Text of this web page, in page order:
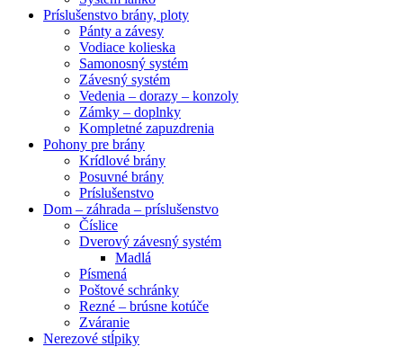
Príslušenstvo brány, ploty
Pánty a závesy
Vodiace kolieska
Samonosný systém
Závesný systém
Vedenia – dorazy – konzoly
Zámky – doplnky
Kompletné zapuzdrenia
Pohony pre brány
Krídlové brány
Posuvné brány
Príslušenstvo
Dom – záhrada – príslušenstvo
Číslice
Dverový závesný systém
Madlá
Písmená
Poštové schránky
Rezné – brúsne kotúče
Zváranie
Nerezové stĺpiky